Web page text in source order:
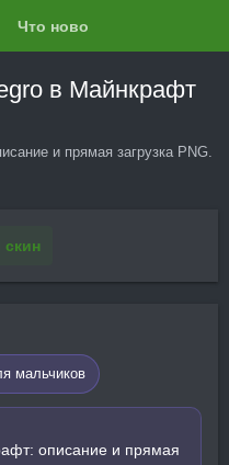
Что нового?
в Майнкрафт
и прямая загрузка PNG.
мальчиков
описание и прямая